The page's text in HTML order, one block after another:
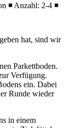
◾ Anzahl: 2-4 ◾
hat, sind wir
Parkettboden.
Verfügung.
ein. Dabei
Runde wieder
in einem